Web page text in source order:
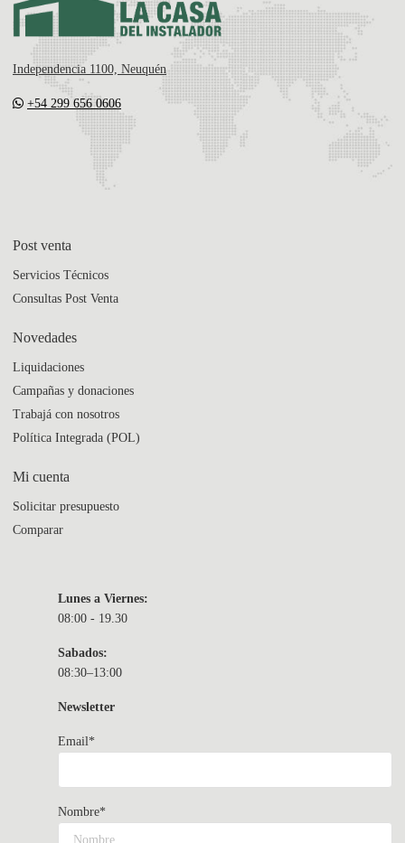
Independencia 1100, Neuquén
+54 299 656 0606
Post venta
Servicios Técnicos
Consultas Post Venta
Novedades
Liquidaciones
Campañas y donaciones
Trabajá con nosotros
Política Integrada (POL)
Mi cuenta
Solicitar presupuesto
Comparar
Lunes a Viernes:
08:00 - 19.30
Sabados:
08:30–13:00
Newsletter
Email*
Nombre*